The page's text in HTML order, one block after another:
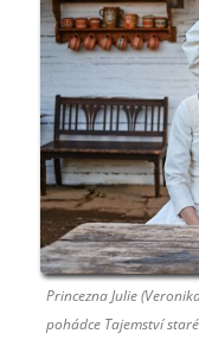
Princezna Julie
pohádce Tajemství